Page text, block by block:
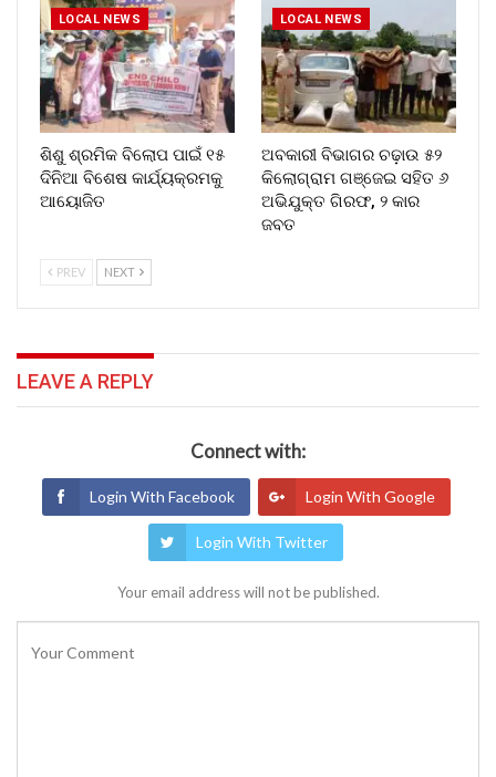
LOCAL NEWS
ଶିଶୁ ଶ୍ରମିକ ବିଲୋପ ପାଇଁ ୧୫
ଦିନିଆ ବିଶେଷ କାର୍ଯ୍ୟକ୍ରମକୁ
ଆୟୋଜିତ
LOCAL NEWS
ଅବକାରୀ ବିଭାଗର ଚଢ଼ାଉ ୫୨
କିଲୋଗ୍ରାମ ଗଞ୍ଜେଇ ସହିତ ୬
ଅଭିଯୁକ୍ତ ଗିରଫ, ୨ କାର
ଜବତ
PREV NEXT
LEAVE A REPLY
Connect with:
Login With Facebook Login With Google
Login With Twitter
Your email address will not be published.